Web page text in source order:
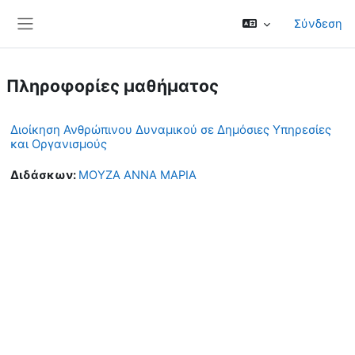
Σύνδεση
Πληροφορίες μαθήματος
Διοίκηση Ανθρώπινου Δυναμικού σε Δημόσιες Υπηρεσίες
και Οργανισμούς
Διδάσκων: ΜΟΥΖΑ ΑΝΝΑ ΜΑΡΙΑ